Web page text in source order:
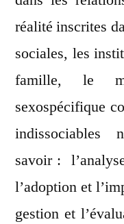
réalité inscrites
sociales, les
famille, le
sexospécifique
indissociables
savoir :
l’adoption et
gestion et